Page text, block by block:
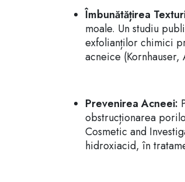
Îmbunătățirea
moale. Un studiu
exfolianților chimici
acneice
Prevenirea Acneei:
obstrucționarea
Cosmetic and
hidroxiacid, în